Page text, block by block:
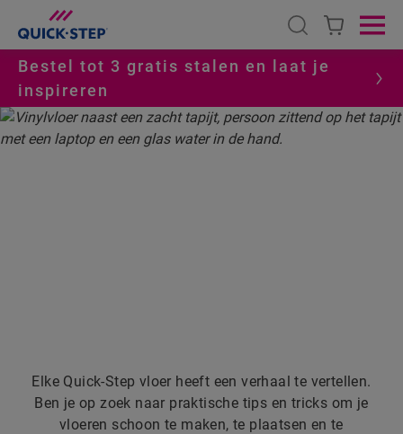
Open search
Bestel tot 3 gratis stalen en laat je
inspireren
Elke Quick-Step vloer heeft een verhaal te vertellen.
Ben je op zoek naar praktische tips en tricks om je
vloeren schoon te maken, te plaatsen en te